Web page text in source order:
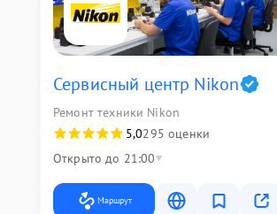
Сервисный центр Nikon
Ремонт техники Nikon
5,0295 оценки
Открыто до 21:00
Маршрут